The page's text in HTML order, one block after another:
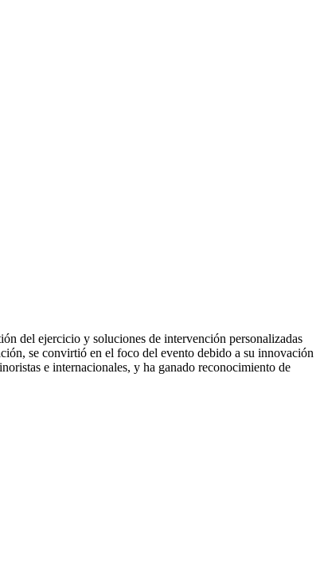
del ejercicio y soluciones de intervención personalizadas
se convirtió en el foco del evento debido a su innovación
e internacionales, y ha ganado reconocimiento de